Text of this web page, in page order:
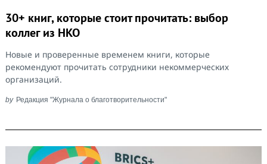
30+ книг, которые стоит прочитать: выбор
коллег из НКО
Новые и проверенные временем книги, которые
рекомендуют прочитать сотрудники некоммерческих
организаций.
by Редакция "Журнала о благотворительности"